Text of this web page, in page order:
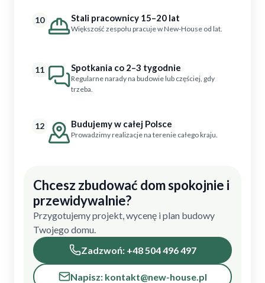
10 Stali pracownicy 15–20 lat
Większość zespołu pracuje w New-House od lat.
11 Spotkania co 2–3 tygodnie
Regularne narady na budowie lub częściej, gdy
trzeba.
12 Budujemy w całej Polsce
Prowadzimy realizacje na terenie całego kraju.
Chcesz zbudować dom spokojnie i
przewidywalnie?
Przygotujemy projekt, wycenę i plan budowy
Twojego domu.
Zadzwoń: +48 504 496 497
Napisz: kontakt@new-house.pl